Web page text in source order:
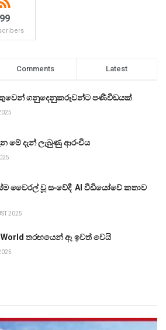
99
Comments Latest
ගනුදෙනුකරුවන්ට පණිවිඩයක්
මේ දැන් ලැබුණු ආරංචිය
වෛරල් වූ සංවේදී AI වීඩියෝවේ කතාව
2025
World තරඟයෙන් ඈ ඉවත් වෙයි